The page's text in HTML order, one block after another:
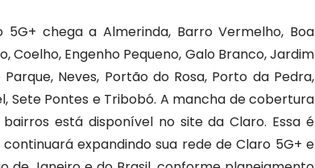
chega a Almerinda, Barro Vermelho, Boa
Coelho, Engenho Pequeno, Galo Branco, Jardim
Neves, Portão do Rosa, Porto da Pedra,
Sete Pontes e Tribobó. A mancha de cobertura
está disponível no site da Claro. Essa é
expandindo sua rede de Claro 5G+ e